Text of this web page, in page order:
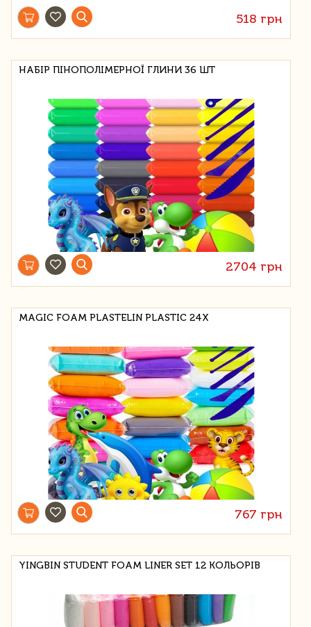
518 грн
НАБІР ПІНОПОЛІМЕРНОЇ ГЛИНИ 36 ШТ
2704 грн
MAGIC FOAM PLASTELIN PLASTIC 24X
767 грн
YINGBIN STUDENT FOAM LINER SET 12 КОЛЬОРІВ